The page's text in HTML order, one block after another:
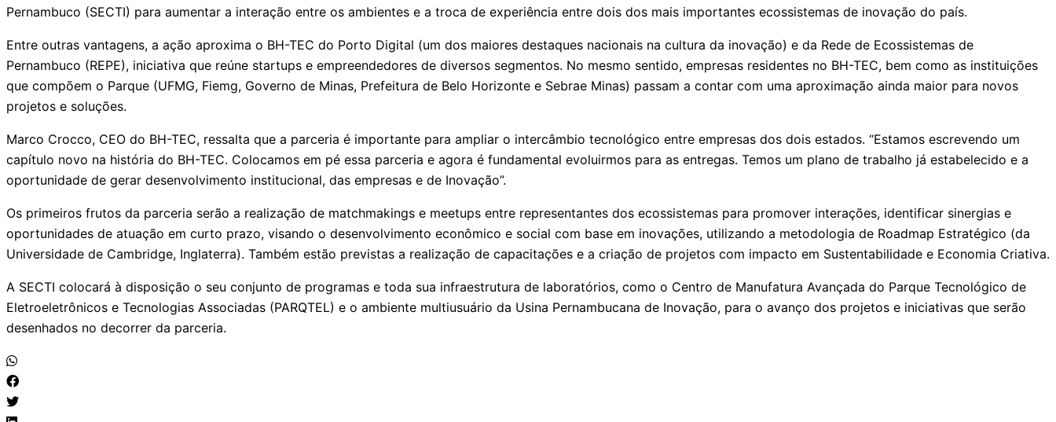
Pernambuco (SECTI) para aumentar a interação entre os ambientes e a troca de experiência entre dois dos mais importantes ecossistemas de inovação do país.
Entre outras vantagens, a ação aproxima o BH-TEC do Porto Digital (um dos maiores destaques nacionais na cultura da inovação) e da Rede de Ecossistemas de
Pernambuco (REPE), iniciativa que reúne startups e empreendedores de diversos segmentos. No mesmo sentido, empresas residentes no BH-TEC, bem como as instituições
que compõem o Parque (UFMG, Fiemg, Governo de Minas, Prefeitura de Belo Horizonte e Sebrae Minas) passam a contar com uma aproximação ainda maior para novos
projetos e soluções.
Marco Crocco, CEO do BH-TEC, ressalta que a parceria é importante para ampliar o intercâmbio tecnológico entre empresas dos dois estados. “Estamos escrevendo um
capítulo novo na história do BH-TEC. Colocamos em pé essa parceria e agora é fundamental evoluirmos para as entregas. Temos um plano de trabalho já estabelecido e a
oportunidade de gerar desenvolvimento institucional, das empresas e de Inovação”.
Os primeiros frutos da parceria serão a realização de matchmakings e meetups entre representantes dos ecossistemas para promover interações, identificar sinergias e
oportunidades de atuação em curto prazo, visando o desenvolvimento econômico e social com base em inovações, utilizando a metodologia de Roadmap Estratégico (da
Universidade de Cambridge, Inglaterra). Também estão previstas a realização de capacitações e a criação de projetos com impacto em Sustentabilidade e Economia Criativa.
A SECTI colocará à disposição o seu conjunto de programas e toda sua infraestrutura de laboratórios, como o Centro de Manufatura Avançada do Parque Tecnológico de
Eletroeletrônicos e Tecnologias Associadas (PARQTEL) e o ambiente multiusuário da Usina Pernambucana de Inovação, para o avanço dos projetos e iniciativas que serão
desenhados no decorrer da parceria.